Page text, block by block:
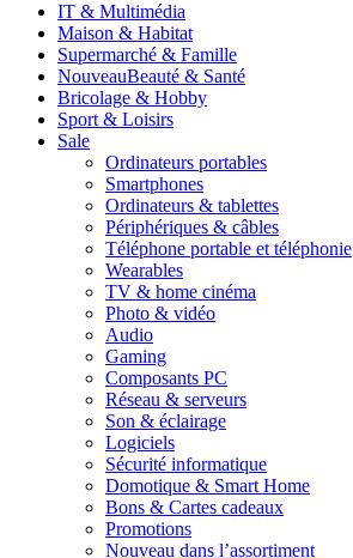
IT & Multimédia
Maison & Habitat
Supermarché & Famille
NouveauBeauté & Santé
Bricolage & Hobby
Sport & Loisirs
Sale
Ordinateurs portables
Smartphones
Ordinateurs & tablettes
Périphériques & câbles
Téléphone portable et téléphonie
Wearables
TV & home cinéma
Photo & vidéo
Audio
Gaming
Composants PC
Réseau & serveurs
Son & éclairage
Logiciels
Sécurité informatique
Domotique & Smart Home
Bons & Cartes cadeaux
Promotions
Nouveau dans l’assortiment